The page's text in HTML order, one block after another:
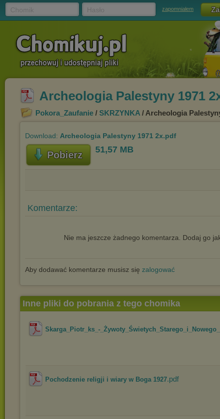
zapomniałem
Archeologia Palestyny 1971
Pokora_Zaufanie / SKRZYNKA / Archeologia
Download: Archeologia Palestyny 1971 2x.pdf
Pobierz 51,57 MB
Komentarze:
Nie ma jeszcze żadnego komentarza. Dodaj go
Aby dodawać komentarze musisz się zalogować
Inne pliki do pobrania z tego chomika
Skarga_Piotr_ks_-
Pochodzenie religji i wiary w Boga 1927.pdf